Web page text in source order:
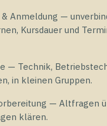
Anmeldung —
Kursdauer und
— Technik,
in kleinen Gruppen.
— Altfragen
klären.